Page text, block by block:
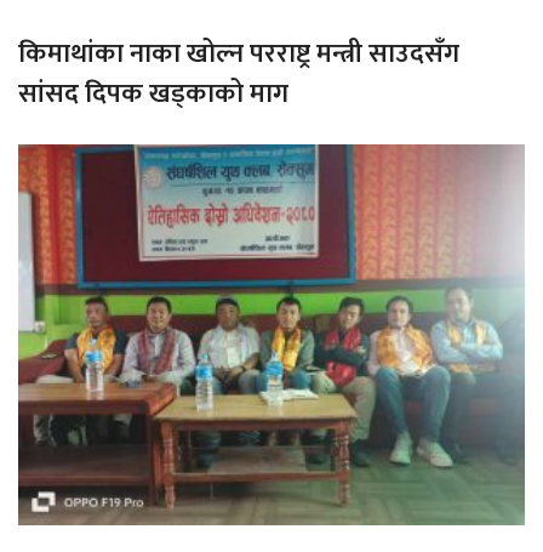
किमाथांका नाका खोल्न परराष्ट्र मन्त्री साउदसँग
सांसद दिपक खड्काको माग